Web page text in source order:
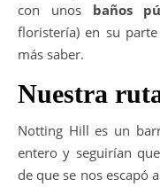
con unos baños
floristería) en su
más saber.
Nuestra
Notting Hill es un
entero y seguirían
de que se nos escapó